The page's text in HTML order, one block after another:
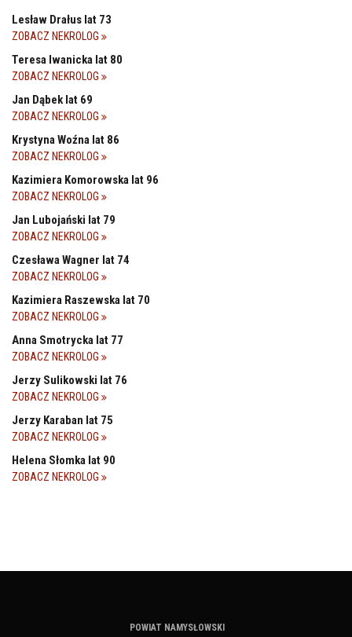
Lesław Drałus lat 73
ZOBACZ NEKROLOG
Teresa Iwanicka lat 80
ZOBACZ NEKROLOG
Jan Dąbek lat 69
ZOBACZ NEKROLOG
Krystyna Woźna lat 86
ZOBACZ NEKROLOG
Kazimiera Komorowska lat 96
ZOBACZ NEKROLOG
Jan Lubojański lat 79
ZOBACZ NEKROLOG
Czesława Wagner lat 74
ZOBACZ NEKROLOG
Kazimiera Raszewska lat 70
ZOBACZ NEKROLOG
Anna Smotrycka lat 77
ZOBACZ NEKROLOG
Jerzy Sulikowski lat 76
ZOBACZ NEKROLOG
Jerzy Karaban lat 75
ZOBACZ NEKROLOG
Helena Słomka lat 90
ZOBACZ NEKROLOG
POWIAT NAMYSŁOWSKI